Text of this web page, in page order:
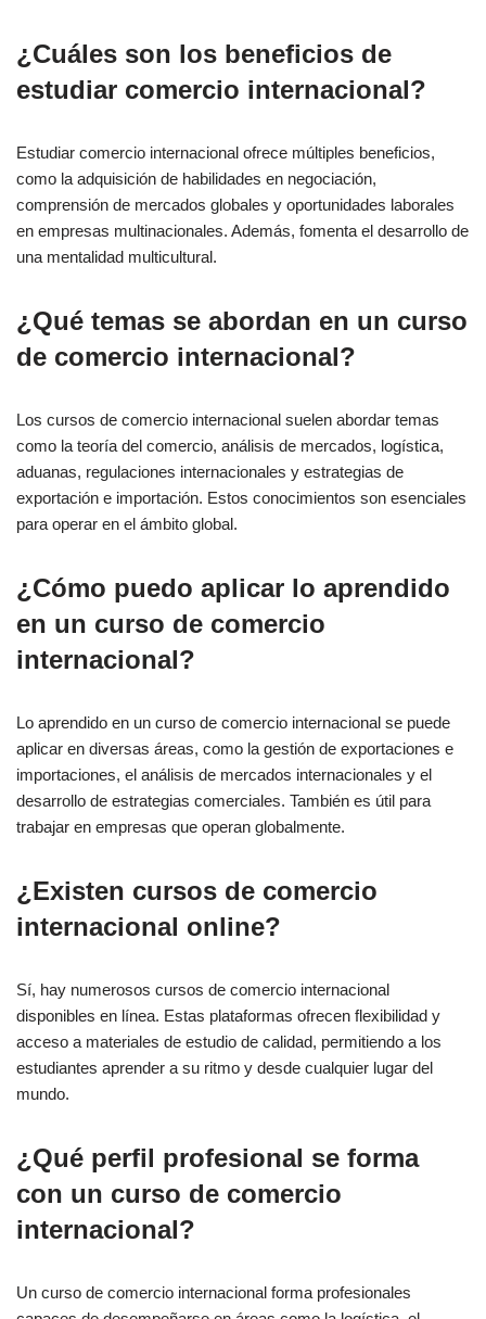
¿Cuáles son los beneficios de
estudiar comercio internacional?
Estudiar comercio internacional ofrece múltiples beneficios,
como la adquisición de habilidades en negociación,
comprensión de mercados globales y oportunidades laborales
en empresas multinacionales. Además, fomenta el desarrollo de
una mentalidad multicultural.
¿Qué temas se abordan en un curso
de comercio internacional?
Los cursos de comercio internacional suelen abordar temas
como la teoría del comercio, análisis de mercados, logística,
aduanas, regulaciones internacionales y estrategias de
exportación e importación. Estos conocimientos son esenciales
para operar en el ámbito global.
¿Cómo puedo aplicar lo aprendido
en un curso de comercio
internacional?
Lo aprendido en un curso de comercio internacional se puede
aplicar en diversas áreas, como la gestión de exportaciones e
importaciones, el análisis de mercados internacionales y el
desarrollo de estrategias comerciales. También es útil para
trabajar en empresas que operan globalmente.
¿Existen cursos de comercio
internacional online?
Sí, hay numerosos cursos de comercio internacional
disponibles en línea. Estas plataformas ofrecen flexibilidad y
acceso a materiales de estudio de calidad, permitiendo a los
estudiantes aprender a su ritmo y desde cualquier lugar del
mundo.
¿Qué perfil profesional se forma
con un curso de comercio
internacional?
Un curso de comercio internacional forma profesionales